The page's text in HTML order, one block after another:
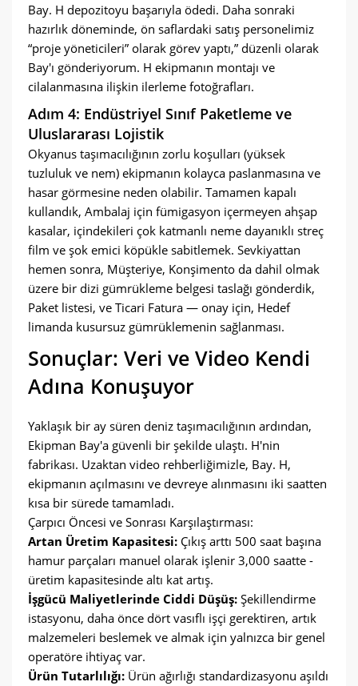
Bay. H depozitoyu başarıyla ödedi. Daha sonraki
hazırlık döneminde, ön saflardaki satış personelimiz
“proje yöneticileri” olarak görev yaptı,” düzenli olarak
Bay'ı gönderiyorum. H ekipmanın montajı ve
cilalanmasına ilişkin ilerleme fotoğrafları.
Adım 4: Endüstriyel Sınıf Paketleme ve
Uluslararası Lojistik
Okyanus taşımacılığının zorlu koşulları (yüksek
tuzluluk ve nem) ekipmanın kolayca paslanmasına ve
hasar görmesine neden olabilir. Tamamen kapalı
kullandık, Ambalaj için fümigasyon içermeyen ahşap
kasalar, içindekileri çok katmanlı neme dayanıklı streç
film ve şok emici köpükle sabitlemek. Sevkiyattan
hemen sonra, Müşteriye, Konşimento da dahil olmak
üzere bir dizi gümrükleme belgesi taslağı gönderdik,
Paket listesi, ve Ticari Fatura — onay için, Hedef
limanda kusursuz gümrüklemenin sağlanması.
Sonuçlar: Veri ve Video Kendi
Adına Konuşuyor
Yaklaşık bir ay süren deniz taşımacılığının ardından,
Ekipman Bay'a güvenli bir şekilde ulaştı. H'nin
fabrikası. Uzaktan video rehberliğimizle, Bay. H,
ekipmanın açılmasını ve devreye alınmasını iki saatten
kısa bir sürede tamamladı.
Çarpıcı Öncesi ve Sonrası Karşılaştırması:
Artan Üretim Kapasitesi: Çıkış arttı 500 saat başına
hamur parçaları manuel olarak işlenir 3,000 saatte -
üretim kapasitesinde altı kat artış.
İşgücü Maliyetlerinde Ciddi Düşüş: Şekillendirme
istasyonu, daha önce dört vasıflı işçi gerektiren, artık
malzemeleri beslemek ve almak için yalnızca bir genel
operatöre ihtiyaç var.
Ürün Tutarlılığı: Ürün ağırlığı standardizasyonu aşıldı